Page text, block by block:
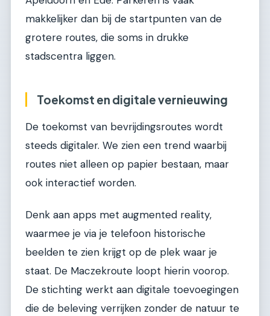
makkelijker dan bij de startpunten van de
grotere routes, die soms in drukke
stadscentra liggen.
Toekomst en digitale vernieuwing
De toekomst van bevrijdingsroutes wordt
steeds digitaler. We zien een trend waarbij
routes niet alleen op papier bestaan, maar
ook interactief worden.
Denk aan apps met augmented reality,
waarmee je via je telefoon historische
beelden te zien krijgt op de plek waar je
staat. De Maczekroute loopt hierin voorop.
De stichting werkt aan digitale toevoegingen
die de beleving verrijken zonder de natuur te